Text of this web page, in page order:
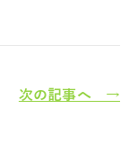
次の記事へ →